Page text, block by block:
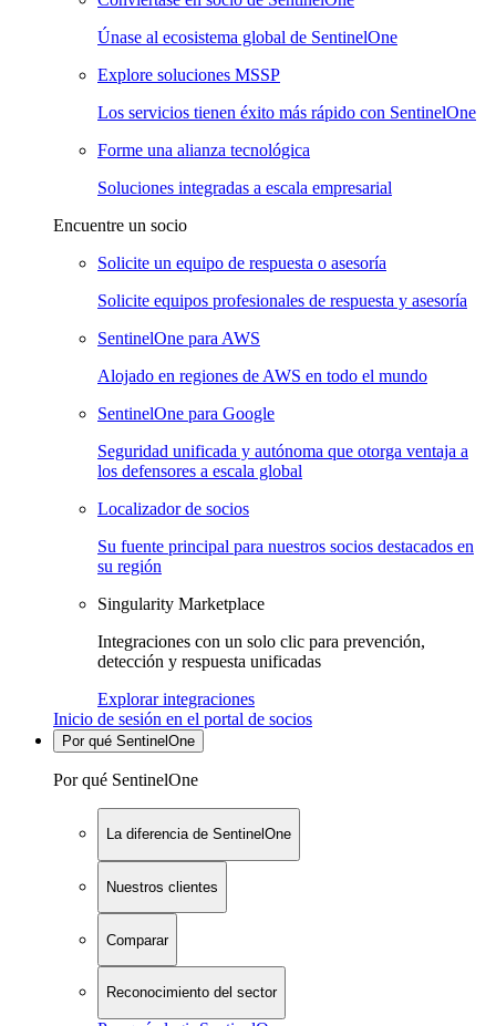
Únase al ecosistema global de SentinelOne
Explore soluciones MSSP
Los servicios tienen éxito más rápido con SentinelOne
Forme una alianza tecnológica
Soluciones integradas a escala empresarial
Encuentre un socio
Solicite un equipo de respuesta o asesoría
Solicite equipos profesionales de respuesta y asesoría
SentinelOne para AWS
Alojado en regiones de AWS en todo el mundo
SentinelOne para Google
Seguridad unificada y autónoma que otorga ventaja a
los defensores a escala global
Localizador de socios
Su fuente principal para nuestros socios destacados en
su región
Singularity Marketplace
Integraciones con un solo clic para prevención,
detección y respuesta unificadas
Explorar integraciones
Inicio de sesión en el portal de socios
Por qué SentinelOne
Por qué SentinelOne
La diferencia de SentinelOne
Nuestros clientes
Comparar
Reconocimiento del sector